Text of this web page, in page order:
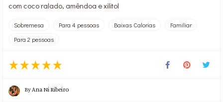
com coco ralado, amêndoa e xilitol
Sobremesa Para 4 pessoas Baixas Calorias
Familiar
Para 2 pessoas
ByAna Ni Ribeiro